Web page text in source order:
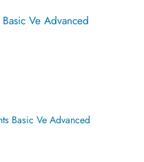
Ve Advanced